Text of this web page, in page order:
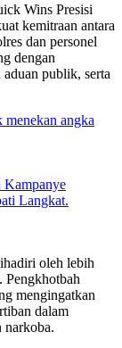
Wins Presisi
kemitraan antara
dan personel
dengan
publik, serta
menekan angka
Kampanye
Langkat.
oleh lebih
mengingatkan
dalam
narkoba.